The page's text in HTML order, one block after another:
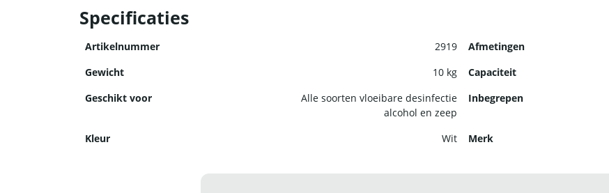
ontwerp past het naadloos in elke omgeving, terwijl het toch robuust genoeg is om dagelijks gebruik te weerstaan.
Specificaties
Artikelnummer 2919 Afmetingen
Gewicht
10 kg Capaciteit
Geschikt voor
Alle soorten vloeibare desinfectie
alcohol en zeep
Inbegrepen
Kleur Wit Merk